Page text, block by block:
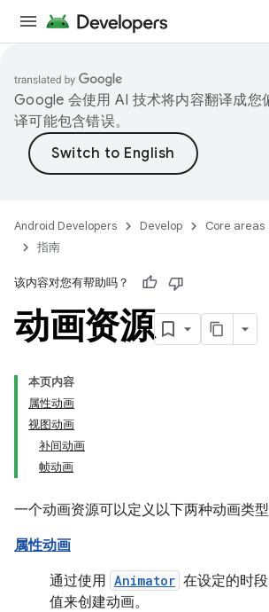
Google 会使用 AI 技术将内容翻译成您
译可能包含错误。
Android Developers Develop Core areas
指南
该内容对您有帮助吗？
动画资源
本页内容
属性动画
视图动画
补间动画
帧动画
一个动画资源可以定义以下两种动画类型
属性动画
通过使用 Animator 在设定的时
值来创建动画。